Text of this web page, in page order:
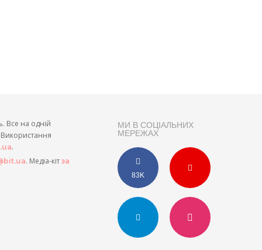
МИ В СОЦІАЛЬНИХ
МЕРЕЖАХ
83K
Все на одній
Використання
.
. Медіа-кіт за